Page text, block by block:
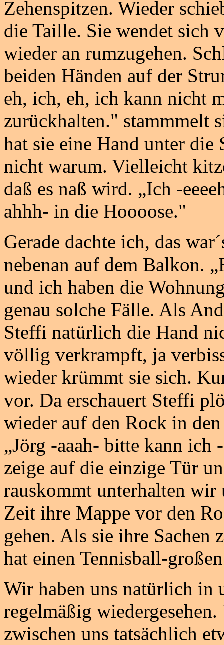
Zehenspitzen. Wieder
die Taille. Sie wendet sich
wieder an rumzugehen.
beiden Händen auf der
eh, ich, eh, ich kann nicht
zurückhalten." stammmelt
hat sie eine Hand unter die
nicht warum. Vielleicht
daß es naß wird. „Ich -
ahhh- in die Hoooose."
Gerade dachte ich, das
nebenan auf dem Balkon.
und ich haben die
genau solche Fälle. Als
Steffi natürlich die Hand
völlig verkrampft, ja
wieder krümmt sie sich.
vor. Da erschauert Steffi
wieder auf den Rock in
„Jörg -aaah- bitte kann
zeige auf die einzige Tür
rauskommt unterhalten wir
Zeit ihre Mappe vor den
gehen. Als sie ihre Sachen
hat einen Tennisball-
Wir haben uns natürlich in
regelmäßig
zwischen uns tatsächlich